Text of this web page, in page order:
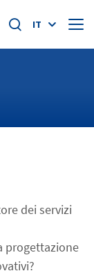
IT
dei servizi
progettazione